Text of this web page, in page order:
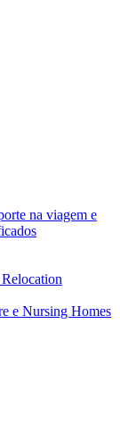
na viagem e
e Nursing Homes